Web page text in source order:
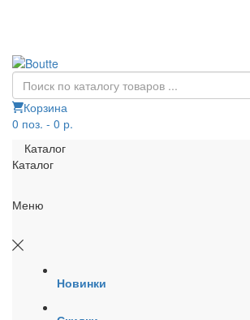
Корзина
0 поз. - 0 р.
Каталог
Каталог
Меню
Новинки